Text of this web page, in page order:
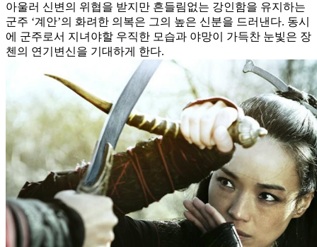
아울러 신변의 위협을 받지만 흔들림없는 강인함을 유지하는
군주 ‘계안’의 화려한 의복은 그의 높은 신분을 드러낸다. 동시
에 군주로서 지녀야할 우직한 모습과 야망이 가득찬 눈빛은 장
첸의 연기변신을 기대하게 한다.